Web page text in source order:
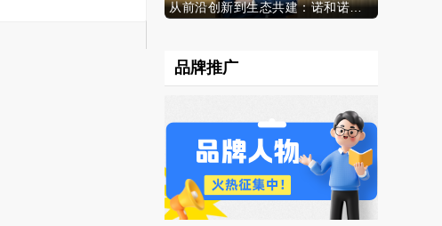
从前沿创新到生态共建：诺和诺德参加中国发展高层论坛2026年年会，携“中国同创”新里程碑深化对华承诺
品牌推广